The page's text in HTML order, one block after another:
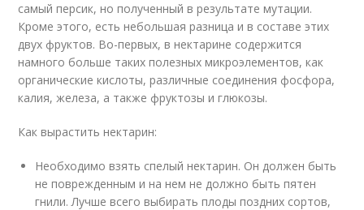
самый персик, но полученный в результате мутации.
Кроме этого, есть небольшая разница и в составе этих
двух фруктов. Во-первых, в нектарине содержится
намного больше таких полезных микроэлементов, как
органические кислоты, различные соединения фосфора,
калия, железа, а также фруктозы и глюкозы.
Как вырастить нектарин:
Необходимо взять спелый нектарин. Он должен быть
не поврежденным и на нем не должно быть пятен
гнили. Лучше всего выбирать плоды поздних сортов,